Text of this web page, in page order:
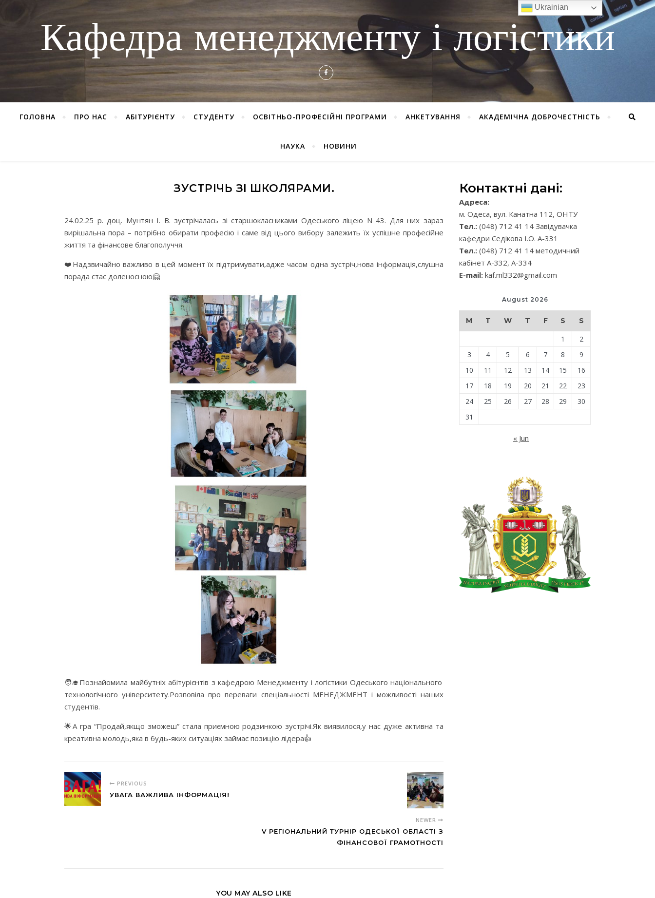
Кафедра менеджменту і логістики
ГОЛОВНА ПРО НАС АБІТУРІЄНТУ СТУДЕНТУ ОСВІТНЬО-ПРОФЕСІЙНІ ПРОГРАМИ АНКЕТУВАННЯ АКАДЕМІЧНА ДОБРОЧЕСТНІСТЬ
НАУКА НОВИНИ
ЗУСТРІЧЬ ЗІ ШКОЛЯРАМИ.
24.02.25 р. доц. Мунтян І. В. зустрічалась зі старшокласниками Одеського ліцею N 43. Для них зараз
вирішальна пора – потрібно обирати професію і саме від цього вибору залежить їх успішне професійне
життя та фінансове благополуччя.
❤️Надзвичайно важливо в цей момент їх підтримувати,адже часом одна зустріч,нова інформація,слушна
порада стає доленосною🤗
🧑‍🎓Познайомила майбутніх абітурієнтів з кафедрою Менеджменту і логістики Одеського національного
технологічного університету.Розповіла про переваги спеціальності МЕНЕДЖМЕНТ і можливості наших
студентів.
🌟А гра “Продай,якщо зможеш” стала приємною родзинкою зустрічі.Як виявилося,у нас дуже активна та
креативна молодь,яка в будь-яких ситуаціях займає позицію лідера👍
PREVIOUS
УВАГА ВАЖЛИВА ІНФОРМАЦІЯ!
NEWER
V РЕГІОНАЛЬНИЙ ТУРНІР ОДЕСЬКОЇ ОБЛАСТІ З
ФІНАНСОВОЇ ГРАМОТНОСТІ
YOU MAY ALSO LIKE
Контактні дані:
Адреса:
м. Одеса, вул. Канатна 112, ОНТУ
Тел.: (048) 712 41 14 Завідувачка
кафедри Седікова І.О. А-331
Тел.: (048) 712 41 14 методичний
кабінет А-332, А-334
E-mail: kaf.ml332@gmail.com
August 2026
M T W T F S S
1
2
3
4 5 6 7 8
9
10
11 12 13 14 15
16
17
18 19 20 21 22
23
24
25 26 27 28 29
30
31
« Jun
Ukrainian